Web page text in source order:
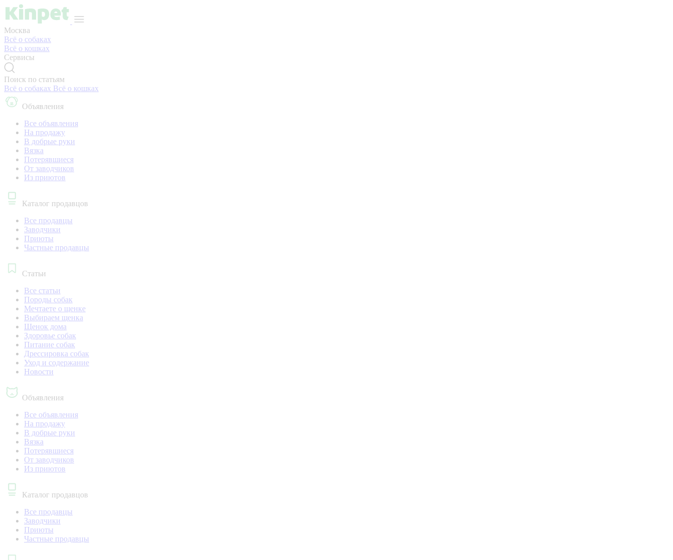
Москва
Всё о собаках
Всё о кошках
Сервисы
Поиск по статьям
Всё о собаках Всё о кошках
Объявления
Все объявления
На продажу
В добрые руки
Вязка
Потерявшиеся
От заводчиков
Из приютов
Каталог продавцов
Все продавцы
Заводчики
Приюты
Частные продавцы
Статьи
Все статьи
Породы собак
Мечтаете о щенке
Выбираем щенка
Щенок дома
Здоровье собак
Питание собак
Дрессировка собак
Уход и содержание
Новости
Объявления
Все объявления
На продажу
В добрые руки
Вязка
Потерявшиеся
От заводчиков
Из приютов
Каталог продавцов
Все продавцы
Заводчики
Приюты
Частные продавцы